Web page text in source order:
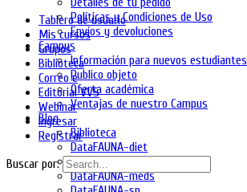
Políticas y Condiciones de Uso
Envíos y devoluciones
Campus
Información para nuevos estudiantes
Publico objeto
Oferta académica
Ventajas de nuestro Campus
Blog
Biblioteca
DataFAUNA-diet
DataFAUNA-inia
DataFAUNA-meds
Tablero de usuario
Mis cursos
Grupos
Biblioteca
Correo e
Editorial VVS
Webinar
Ingresar
Registrar
Buscar por: